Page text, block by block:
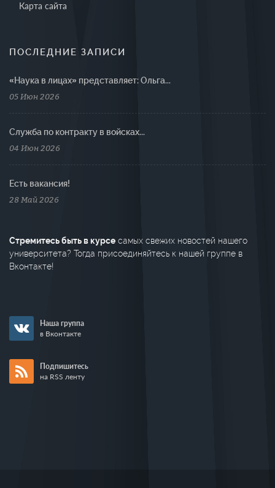
Карта сайта
ПОСЛЕДНИЕ ЗАПИСИ
«Наука в лицах» представляет: Ольга...
05 Июн 2026
Cлужба по контракту в войсках...
04 Июн 2026
Есть вакансия!
28 Май 2026
Стремитесь быть в курсе самых свежих новостей нашего
университета? Тогда присоединяйтесь к нашей группе в
Вконтакте!
Наша группа
в Вконтакте
Подпишитесь
на RSS ленту